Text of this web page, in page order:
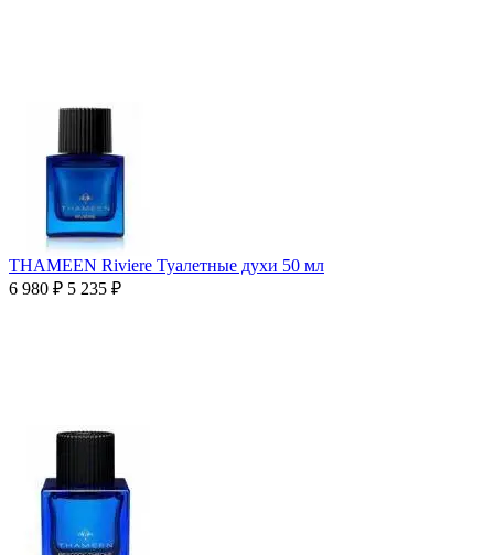
THAMEEN Riviere Туалетные духи 50 мл
6 980 ₽ 5 235 ₽